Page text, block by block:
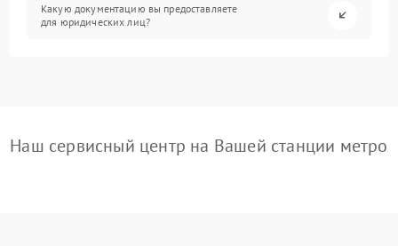
Какую документацию вы предоставляете
для юридических лиц?
Наш сервисный центр на Вашей станции метро